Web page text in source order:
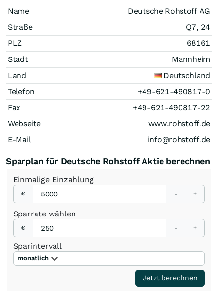
Name
Deutsche Rohstoff AG
Straße
Q7, 24
PLZ
68161
Stadt
Mannheim
Land
Deutschland
Telefon
+49-621-490817-0
Fax
+49-621-490817-22
Webseite
www.rohstoff.de
E-Mail
info@rohstoff.de
Sparplan für Deutsche Rohstoff Aktie berechnen
Einmalige Einzahlung
€ - +
Sparrate wählen
€ - +
Sparintervall
monatlich
Jetzt berechnen